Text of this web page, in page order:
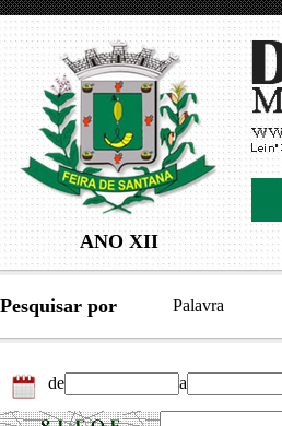
ANO XII
Pesquisar por Palavra
de a